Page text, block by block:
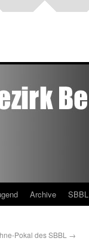
Archive SBBL
Pokal des SBBL →